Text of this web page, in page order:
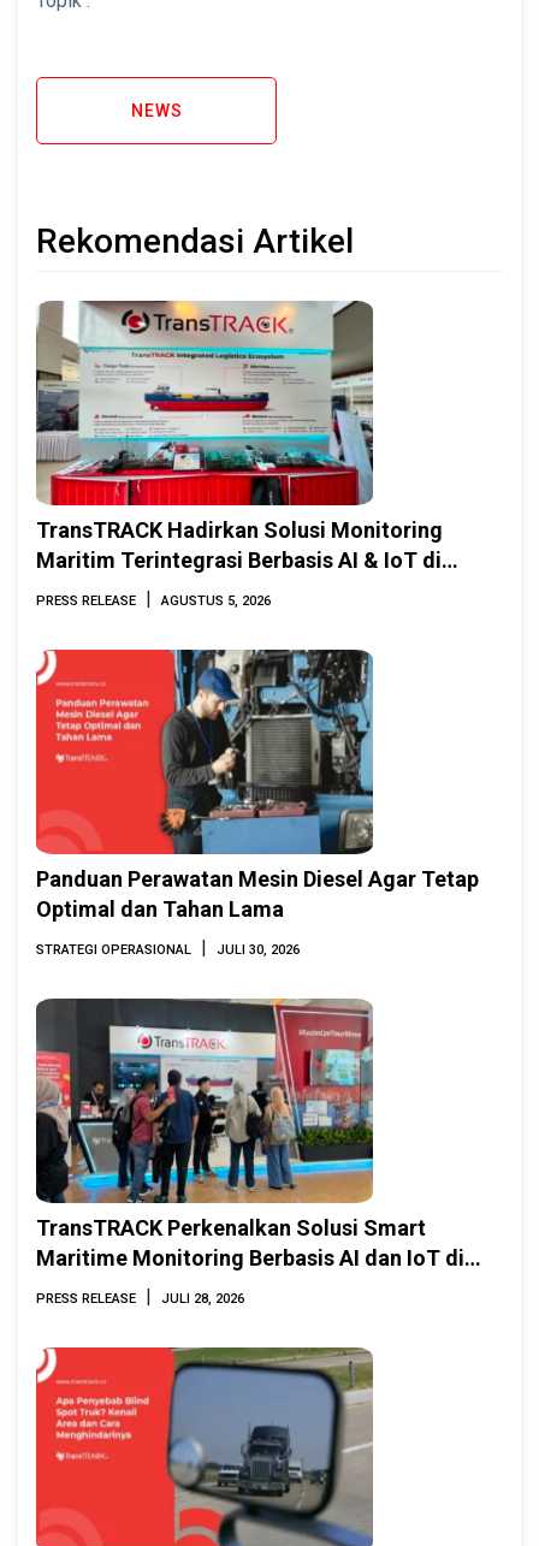
NEWS
Rekomendasi Artikel
TransTRACK Hadirkan Solusi Monitoring
Maritim Terintegrasi Berbasis AI & IoT di
Indonesia Marine & Offshore Expo (IMOX)
PRESS RELEASE | AGUSTUS 5, 2026
Panduan Perawatan Mesin Diesel Agar Tetap
Optimal dan Tahan Lama
STRATEGI OPERASIONAL | JULI 30, 2026
TransTRACK Perkenalkan Solusi Smart
Maritime Monitoring Berbasis AI dan IoT di
INAMARINE 2026
PRESS RELEASE | JULI 28, 2026